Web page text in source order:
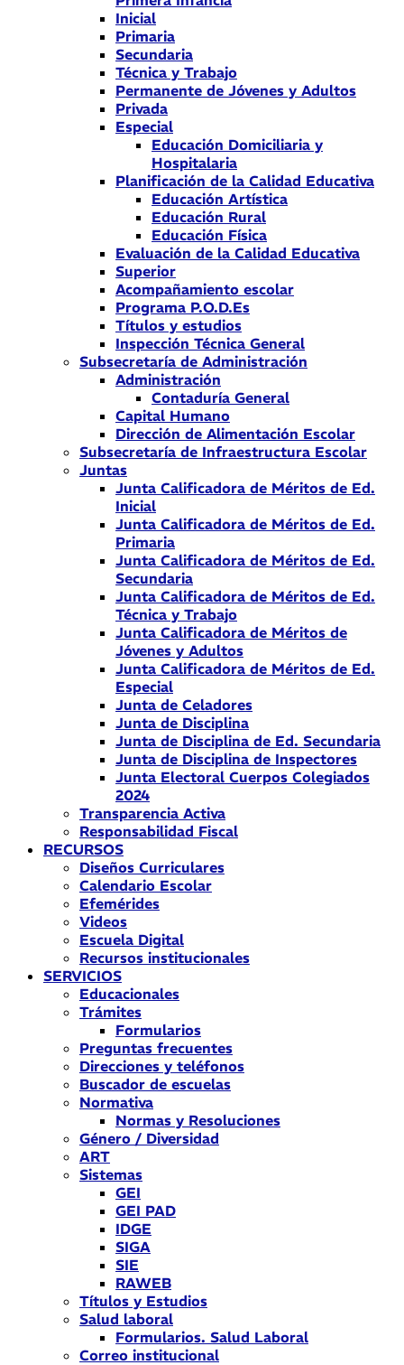
Inicial
Primaria
Secundaria
Técnica y Trabajo
Permanente de Jóvenes y Adultos
Privada
Especial
Educación Domiciliaria y
Hospitalaria
Planificación de la Calidad Educativa
Educación Artística
Educación Rural
Educación Física
Evaluación de la Calidad Educativa
Superior
Acompañamiento escolar
Programa P.O.D.Es
Títulos y estudios
Inspección Técnica General
Subsecretaría de Administración
Administración
Contaduría General
Capital Humano
Dirección de Alimentación Escolar
Subsecretaría de Infraestructura Escolar
Juntas
Junta Calificadora de Méritos de Ed.
Inicial
Junta Calificadora de Méritos de Ed.
Primaria
Junta Calificadora de Méritos de Ed.
Secundaria
Junta Calificadora de Méritos de Ed.
Técnica y Trabajo
Junta Calificadora de Méritos de
Jóvenes y Adultos
Junta Calificadora de Méritos de Ed.
Especial
Junta de Celadores
Junta de Disciplina
Junta de Disciplina de Ed. Secundaria
Junta de Disciplina de Inspectores
Junta Electoral Cuerpos Colegiados
2024
Transparencia Activa
Responsabilidad Fiscal
RECURSOS
Diseños Curriculares
Calendario Escolar
Efemérides
Videos
Escuela Digital
Recursos institucionales
SERVICIOS
Educacionales
Trámites
Formularios
Preguntas frecuentes
Direcciones y teléfonos
Buscador de escuelas
Normativa
Normas y Resoluciones
Género / Diversidad
ART
Sistemas
GEI
GEI PAD
IDGE
SIGA
SIE
RAWEB
Títulos y Estudios
Salud laboral
Formularios. Salud Laboral
Correo institucional